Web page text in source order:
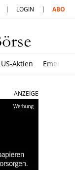
LOGIN ABO
US-Aktien
ANZEIGE